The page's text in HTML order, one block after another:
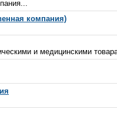
компания)
и медицинскими